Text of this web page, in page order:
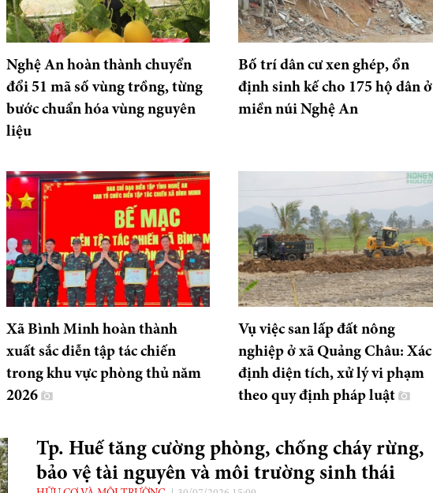
Nghệ An hoàn thành chuyển
đổi 51 mã số vùng trồng, từng
bước chuẩn hóa vùng nguyên
liệu
Bố trí dân cư xen ghép, ổn
định sinh kế cho 175 hộ dân ở
miền núi Nghệ An
Xã Bình Minh hoàn thành
xuất sắc diễn tập tác chiến
trong khu vực phòng thủ năm
2026
Vụ việc san lấp đất nông
nghiệp ở xã Quảng Châu: Xác
định diện tích, xử lý vi phạm
theo quy định pháp luật
Tp. Huế tăng cường phòng, chống cháy rừng,
bảo vệ tài nguyên và môi trường sinh thái